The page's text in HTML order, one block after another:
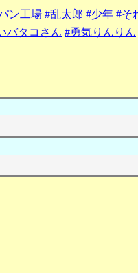
ン工場 #乱太郎 #少年 #そ
バタコさん #勇気りんりん